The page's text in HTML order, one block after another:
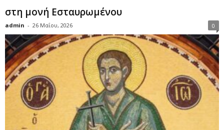
στη μονή Εσταυρωμένου
admin - 26 Μαΐου, 2026 0